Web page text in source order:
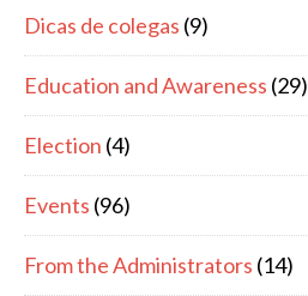
Dicas de colegas (9)
Education and Awareness (29)
Election (4)
Events (96)
From the Administrators (14)